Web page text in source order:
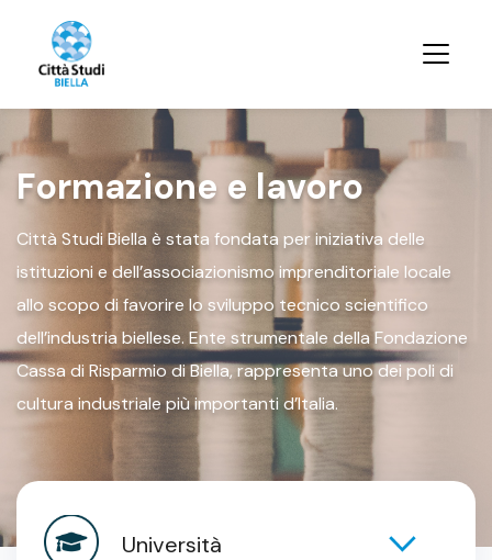
Formazione e lavoro
Città Studi Biella è stata fondata per iniziativa delle
istituzioni e dell’associazionismo imprenditoriale locale
allo scopo di favorire lo sviluppo tecnico scientifico
dell’industria biellese. Ente strumentale della Fondazione
Cassa di Risparmio di Biella, rappresenta uno dei poli di
cultura industriale più importanti d’Italia.
Università